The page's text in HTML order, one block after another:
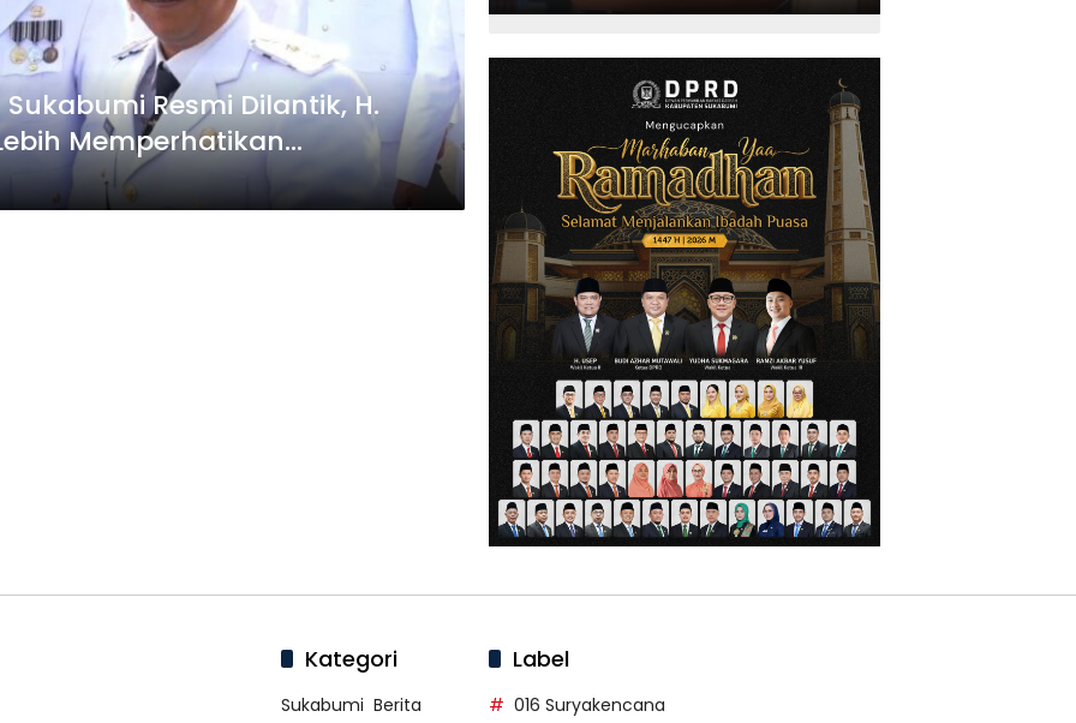
Resmi Dilantik, H.
Memperhatikan
Kepariwisataan
Kategori
Sukabumi Berita
Label
016 Suryakencana